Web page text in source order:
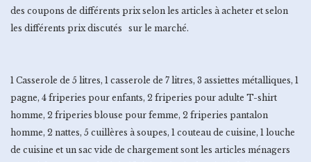
des coupons de différents prix selon les articles à acheter et selon
les différents prix discutés sur le marché.
1 Casserole de 5 litres, 1 casserole de 7 litres, 3 assiettes métalliques, 1
pagne, 4 friperies pour enfants, 2 friperies pour adulte T-shirt
homme, 2 friperies blouse pour femme, 2 friperies pantalon
homme, 2 nattes, 5 cuillères à soupes, 1 couteau de cuisine, 1 louche
de cuisine et un sac vide de chargement sont les articles ménagers